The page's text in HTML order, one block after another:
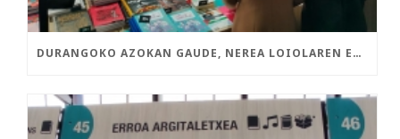
DURANGOKO AZOKAN GAUDE, NEREA LOIOLAREN ETA ASISKOREN LIBURU BERRIEKIN